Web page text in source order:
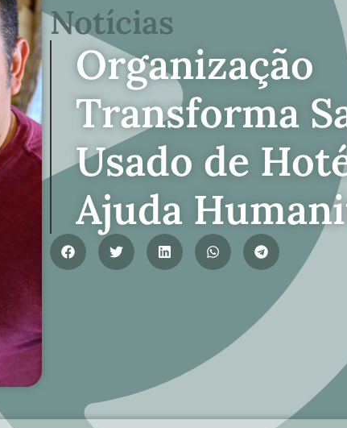
Notícias
Organização
Transforma
Usado de
Ajuda